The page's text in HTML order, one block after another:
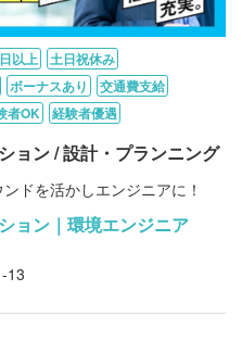
以上
土日祝休み
ボーナスあり
交通費支給
者OK 経験者優遇
ョン / 設計・プランニング
ドを活かしエンジニアに！
ョン｜環境エンジニア
13